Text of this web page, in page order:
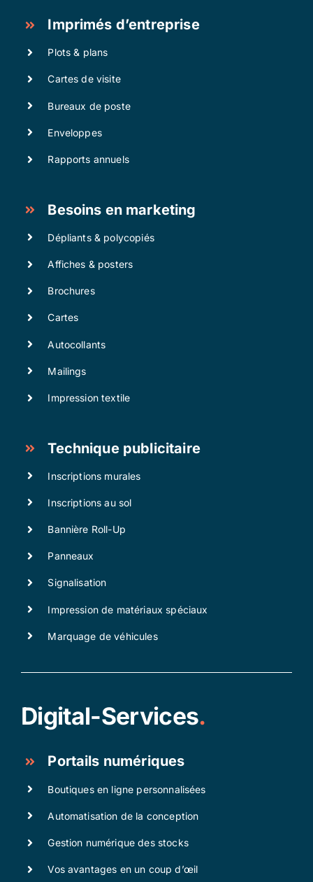
Imprimés d’entreprise
Plots & plans
Cartes de visite
Bureaux de poste
Enveloppes
Rapports annuels
Besoins en marketing
Dépliants & polycopiés
Affiches & posters
Brochures
Cartes
Autocollants
Mailings
Impression textile
Technique publicitaire
Inscriptions murales
Inscriptions au sol
Bannière Roll-Up
Panneaux
Signalisation
Impression de matériaux spéciaux
Marquage de véhicules
Digital-Services.
Portails numériques
Boutiques en ligne personnalisées
Automatisation de la conception
Gestion numérique des stocks
Vos avantages en un coup d’œil